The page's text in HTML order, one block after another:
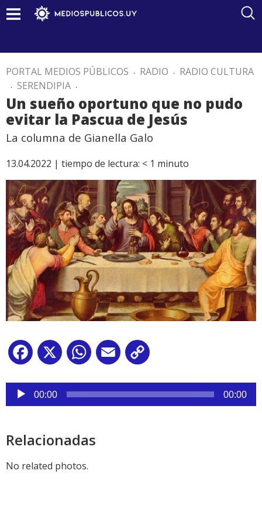
PORTAL MEDIOS PÚBLICOS . RADIO . RADIO CULTURA
. SERENDIPIA .
Un sueño oportuno que no pudo
evitar la Pascua de Jesús
La columna de Gianella Galo
13.04.2022 | tiempo de lectura: < 1 minuto
Facebook
X WhatsApp
Email
Reproductor
audio
00:00 00:00
Relacionadas
No related photos.